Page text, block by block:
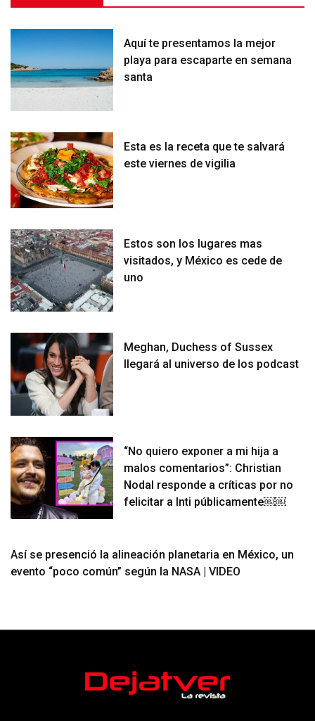
Aquí te presentamos la mejor
playa para escaparte en semana
santa
Esta es la receta que te salvará
este viernes de vigilia
Estos son los lugares mas
visitados, y México es cede de
uno
Meghan, Duchess of Sussex
llegará al universo de los podcast
“No quiero exponer a mi hija a
malos comentarios”: Christian
Nodal responde a críticas por no
felicitar a Inti públicamente￼￼
Así se presenció la alineación planetaria en México, un
evento “poco común” según la NASA | VIDEO